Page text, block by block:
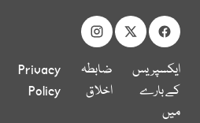
ایکسپریس
کے بارے
میں
ضابطہ
اخلاق
Privacy
Policy